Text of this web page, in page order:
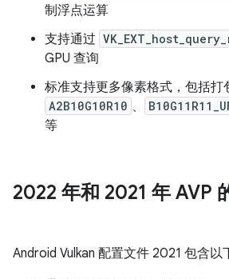
制浮点运算
支持通过
GPU 查询
标准支持更多像素格式，包括打
A2B10G10R10 、
等
2022 年和 2021 年 AVP
Android Vulkan 配置文件 2021 包含以